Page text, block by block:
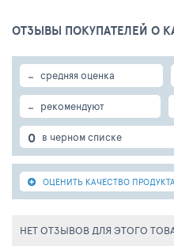
ценность: 446 Ккал/1868
выше 25С в сухом месте.
ОТЗЫВЫ ПОКУПАТЕЛЕЙ О
- средняя оценка
- рекомендуют
0 в черном списке
ОЦЕНИТЬ КАЧЕСТВО
НЕТ ОТЗЫВОВ ДЛЯ ЭТОГО